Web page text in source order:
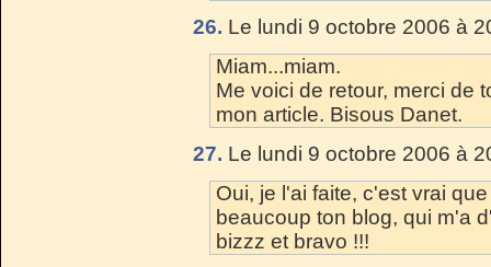
26. Le lundi 9 octobre 2006 à
Miam...miam.
Me voici de retour, merci de
mon article. Bisous Danet.
27. Le lundi 9 octobre 2006 à
Oui, je l'ai faite, c'est vrai
beaucoup ton blog, qui m'a
bizzz et bravo !!!